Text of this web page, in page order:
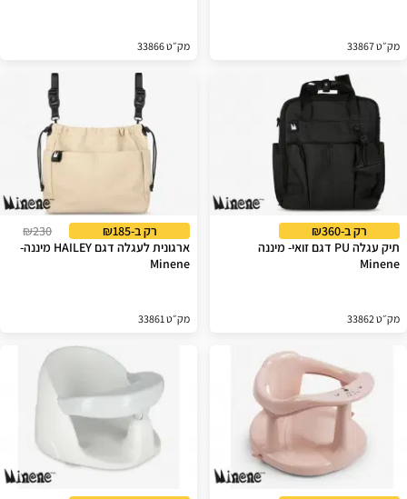
מק״ט 33867 מק״ט 33866
רק ב-₪360
תיק עגלה PU דגם זואי- מיננה
Minene
מק״ט 33862
רק ב-₪185
₪230
ארגונית לעגלה דגם HAILEY מיננה-
Minene
מק״ט 33861